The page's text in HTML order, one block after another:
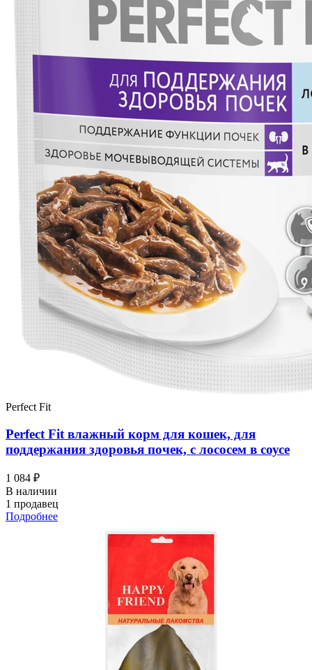
Perfect Fit
Perfect Fit влажный корм для кошек, для
поддержания здоровья почек, с лососем в соусе
1 084 ₽
В наличии
1 продавец
Подробнее